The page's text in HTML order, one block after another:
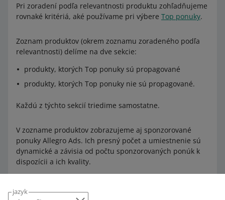
jazyk
Pri zoradení podľa relevantnosti produktu zohľadňujeme
rovnaké kritériá, aké používame pri výbere Top ponuky.
Zoznam produktov (okrem zoznamu zoradeného podľa
relevantnosti) delíme na dve sekcie:
produkty, ktorých Top ponuky sú propagované
produkty, ktorých Top ponuky nie sú propagované.
Každú z týchto sekcií triedime samostatne.
V zozname produktov zobrazujeme aj sponzorované
ponuky Allegro Ads. Ich presný počet a umiestnenie sú
dynamické a závisia od počtu sponzorovaných ponúk k
dispozícii a ich kvality.
Relevantnosť ponuky